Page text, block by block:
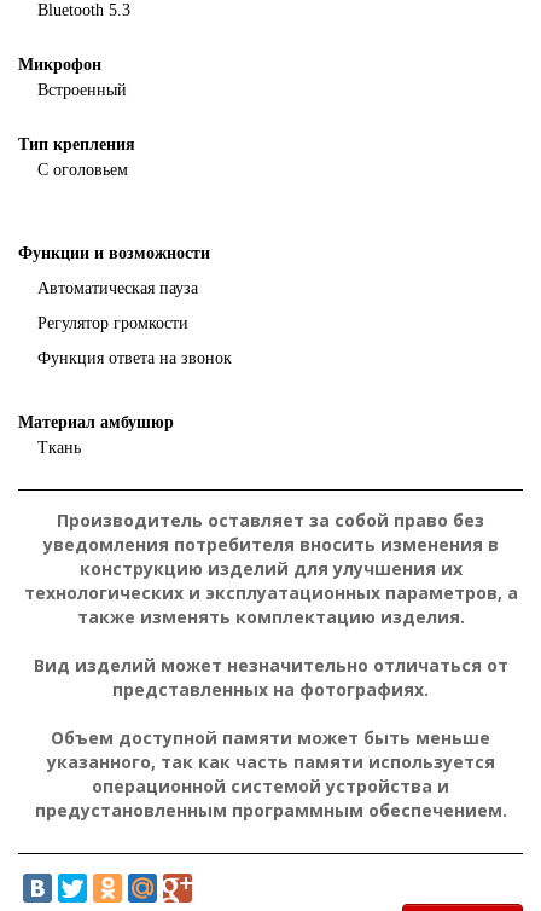
Bluetooth 5.3
Микрофон
Встроенный
Тип крепления
С оголовьем
Функции и возможности
Автоматическая пауза
Регулятор громкости
Функция ответа на звонок
Материал амбушюр
Ткань
Производитель оставляет за собой право без
уведомления потребителя вносить изменения в
конструкцию изделий для улучшения их
технологических и эксплуатационных параметров, а
также изменять комплектацию изделия.
Вид изделий может незначительно отличаться от
представленных на фотографиях.
Объем доступной памяти может быть меньше
указанного, так как часть памяти используется
операционной системой устройства и
предустановленным программным обеспечением.